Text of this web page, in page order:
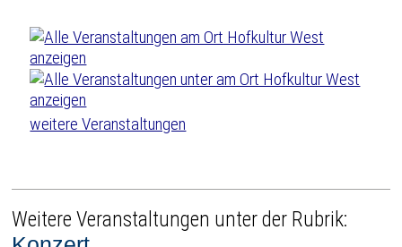
weitere Veranstaltungen
Weitere Veranstaltungen unter der Rubrik: